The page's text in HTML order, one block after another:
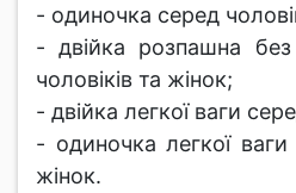
- одиночка серед
- двійка розпашна
чоловіків та жінок;
- двійка легкої ваги
- одиночка легкої ваги
жінок.